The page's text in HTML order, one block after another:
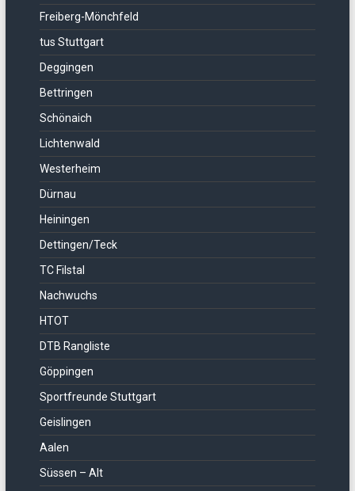
Freiberg-Mönchfeld
tus Stuttgart
Deggingen
Bettringen
Schönaich
Lichtenwald
Westerheim
Dürnau
Heiningen
Dettingen/Teck
TC Filstal
Nachwuchs
HTOT
DTB Rangliste
Göppingen
Sportfreunde Stuttgart
Geislingen
Aalen
Süssen – Alt